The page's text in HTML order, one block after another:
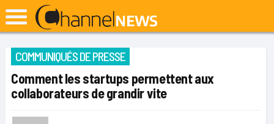
COMMUNIQUÉS DE PRESSE
Comment les startups permettent aux
collaborateurs de grandir vite